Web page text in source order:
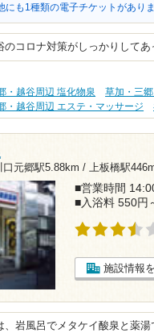
にも1種類の電子チケットがあり
のコロナ対策がしっかりしてあ
・越谷周辺 塩化物泉 草加・三
・越谷周辺 エステ・マッサージ
口元郷駅5.88km / 上板橋駅
■営業時間
■入浴料 550円
施設情報
、岩風呂でメタケイ酸泉と薬